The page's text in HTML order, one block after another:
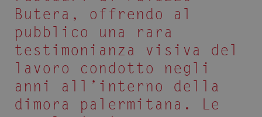
Butera, offrendo al
pubblico una rara
testimonianza visiva del
lavoro condotto negli
anni all’interno della
dimora palermitana. Le